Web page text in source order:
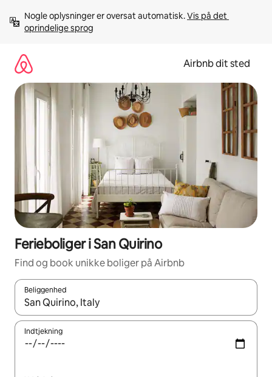
videre
Nogle oplysninger er oversat automatisk. Vis på det
oprindelige sprog
Airbnb dit sted
Ferieboliger i San Quirino
Find og book unikke boliger på Airbnb
Beliggenhed
Når resultaterne er tilgængelige, skal du navigere med
Indtjekning